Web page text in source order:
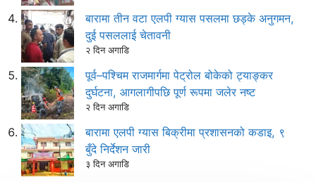
बारामा तीन वटा एलपी ग्यास पसलमा छड्के अनुगमन,
दुई पसललाई चेतावनी
२ दिन अगाडि
पूर्व–पश्चिम राजमार्गमा पेट्रोल बोकेको ट्याङ्कर
दुर्घटना, आगलागीपछि पूर्ण रूपमा जलेर नष्ट
२ दिन अगाडि
बारामा एलपी ग्यास बिक्रीमा प्रशासनको कडाइ, ९
बुँदे निर्देशन जारी
३ दिन अगाडि